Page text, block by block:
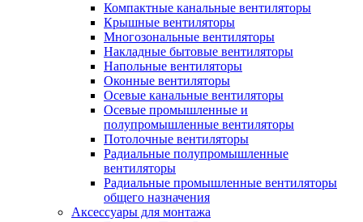
Компактные канальные вентиляторы
Крышные вентиляторы
Многозональные вентиляторы
Накладные бытовые вентиляторы
Напольные вентиляторы
Оконные вентиляторы
Осевые канальные вентиляторы
Осевые промышленные и
полупромышленные вентиляторы
Потолочные вентиляторы
Радиальные полупромышленные
вентиляторы
Радиальные промышленные вентиляторы
общего назначения
Аксессуары для монтажа